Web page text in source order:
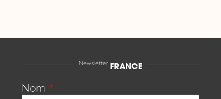
Newsletter
FRANCE
Nom